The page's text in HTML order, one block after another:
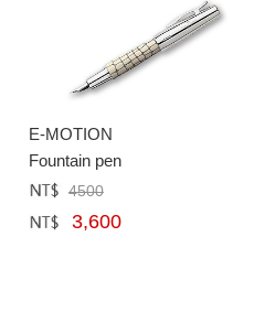
E-MOTION
Fountain pen
定價﹕ 4500
網購﹕ 3,600